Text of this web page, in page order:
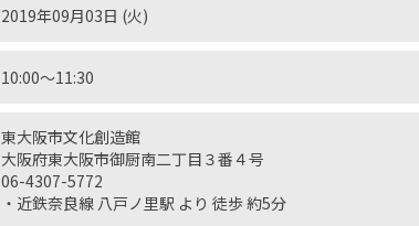
2019年09月03日 (火)
10:00〜11:30
東大阪市文化創造館
大阪府東大阪市御厨南二丁目３番４号
06-4307-5772
・近鉄奈良線 八戸ノ里駅 より 徒歩 約5分